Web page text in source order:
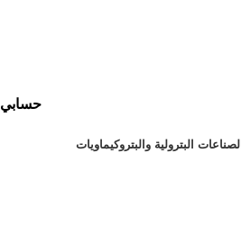
حسابي
الصناعات البترولية والبتروكيماويات